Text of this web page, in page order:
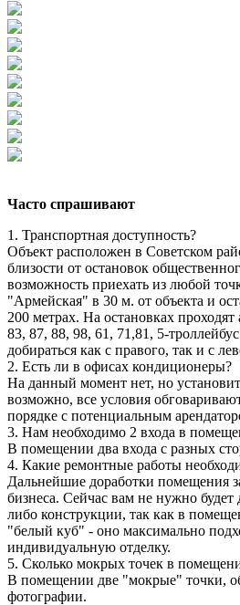
Часто спрашивают
1. Транспортная доступность?
Объект расположен в Советском
близости от остановок
возможность приехать из любой
"Армейская" в 30 м. от объекта и
200 метрах. На остановках
83, 87, 88, 98, 61, 71,81, 5-
добираться как с правого, так и с
2. Есть ли в офисах кондиционеры?
На данный момент нет, но
возможно, все условия
порядке с потенциальным
3. Нам необходимо 2 входа в
В помещении два входа с разных
4. Какие ремонтные работы
Дальнейшие доработки помещения
бизнеса. Сейчас вам не нужно будет
либо конструкции, так как в
"белый куб" - оно максимально
индивидуальную отделку.
5. Сколько мокрых точек в
В помещении две "мокрые" точки,
фотографии.